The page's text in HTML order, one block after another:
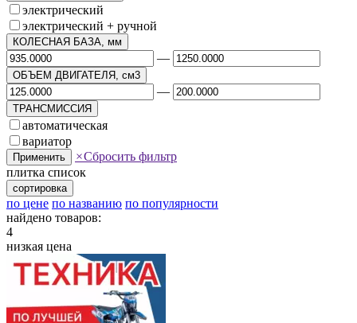
электрический
электрический + ручной
КОЛЕСНАЯ БАЗА, мм
—
ОБЪЕМ ДВИГАТЕЛЯ, см3
—
ТРАНСМИССИЯ
автоматическая
вариатор
Применить ×Сбросить фильтр
плитка список
сортировка
по цене по названию по популярности
найдено товаров:
4
низкая цена